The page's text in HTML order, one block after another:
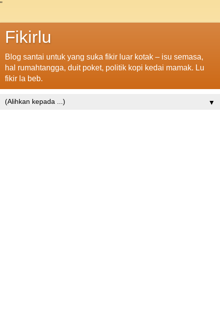
"
Fikirlu
Blog santai untuk yang suka fikir luar kotak – isu semasa,
hal rumahtangga, duit poket, politik kopi kedai mamak. Lu
fikir la beb.
▼